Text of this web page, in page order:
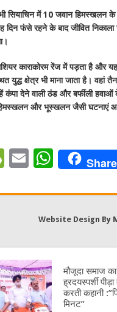
में 10 जवान हिमस्खलन के
फंसे रहने के बाद जीवित निकाला
काराकोरम रेंज में पड़ता है
युद्ध क्षेत्र भी माना जाता है। वहां
कंपा देने वाली ठंड और बर्फीली
हिमस्खलन और भूस्खलन जैसी घटनाएं
W
C
E
ai
W
at
s
p
p
Share
Website Design By
मौजूदा समाज
ह्रदयस्पर्शी
करती कहानी
मिनट”